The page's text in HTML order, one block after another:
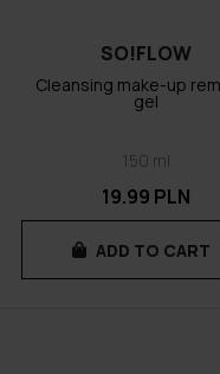
SO!FLOW
Cleansing make-up
gel
150 ml
19.99 PLN
ADD TO CART